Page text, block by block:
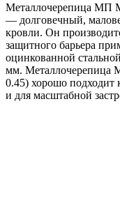
RAL6007
бутылочно-
зеленый
0,45сталь
Металлочерепица МП
— долговечный,
кровли. Он
защитного барьера
оцинкованной
мм. Металлочерепица
0.45) хорошо подходит
и для масштабной